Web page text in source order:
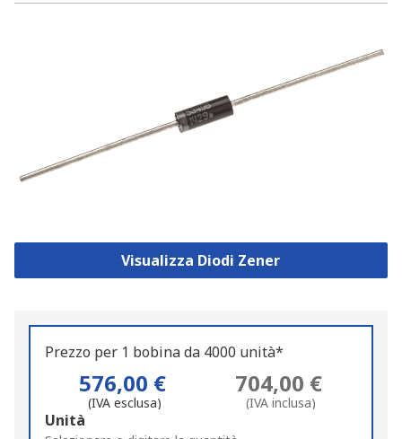
Visualizza Diodi Zener
Prezzo per 1 bobina da 4000 unità*
576,00 €
(IVA esclusa)
704,00 €
(IVA inclusa)
Add
Unità